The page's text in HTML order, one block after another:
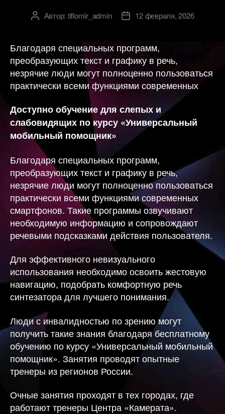
АвторАвтор: tiflomir_admin
Дата12 февраля, 2026
Благодаря специальных программ,
преобразующих текст и графику в речь,
незрячие люди могут полноценно пользоваться
практически всеми функциями современных
Доступно обучение для слепых и
слабовидящих по курсу «Универсальный
мобильный помощник»
Благодаря специальных программ,
преобразующих текст и графику в речь,
незрячие люди могут полноценно пользоваться
практически всеми функциями современных
смартфонов. Такие программы озвучивают
необходимую информацию и сопровождают
речевыми подсказками действия пользователя.
Для эффективного невизуального
использования необходимо освоить жестовую
навигацию, подобрать комфортную речь
синтезатора для лучшего понимания.
Люди с инвалидностью по зрению могут
получить такие знания благодаря бесплатному
обучению по курсу «Универсальный мобильный
помощник». Занятия проводят опытные
тренеры из регионов России.
Очные занятия проходят в тех городах, где
работают тренеры Центра «Камерата».